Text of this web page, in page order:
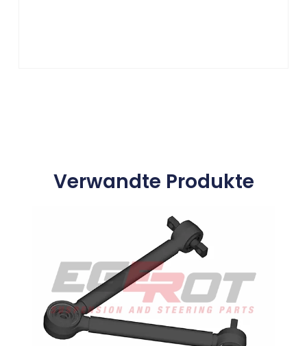
Verwandte Produkte